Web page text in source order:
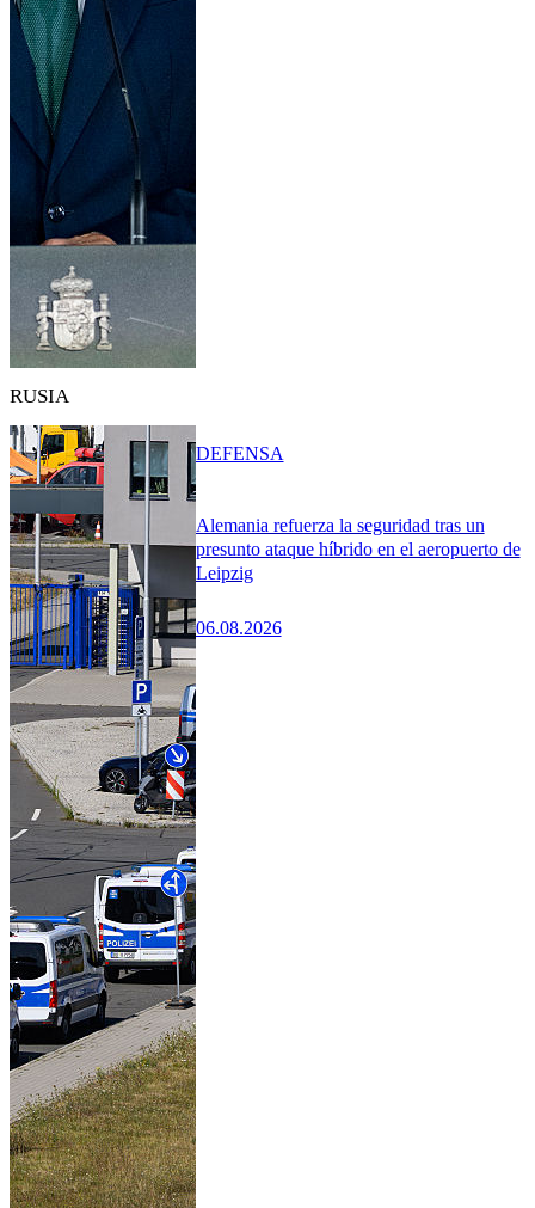
RUSIA
Alemania refuerza la seguridad tras un
presunto ataque híbrido en el aeropuerto de
Leipzig
06.08.2026
DEFENSA